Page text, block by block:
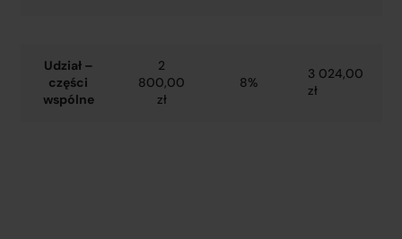
Udział –
części
wspólne
2
800,00
zł
8%
3 024,00
zł